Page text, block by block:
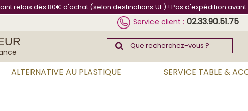
relais dès 80€ d'achat (selon destinations UE) ! Pas d'expédition
Service client :02.33.90.51.75
ALTERNATIVE AU PLASTIQUE SERVICE TABLE &